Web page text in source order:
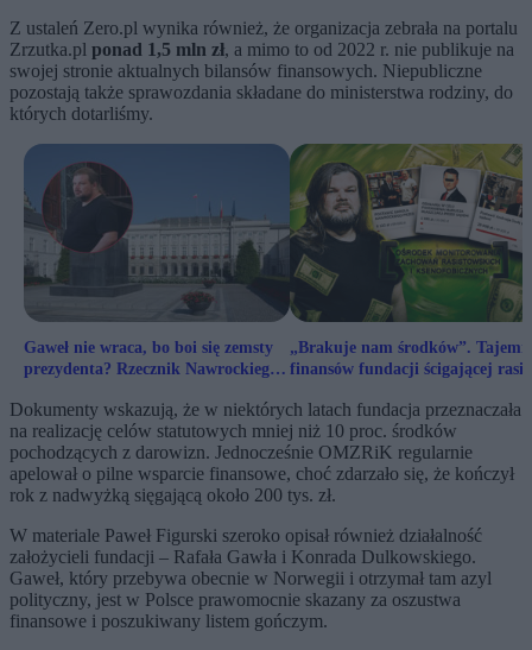
Z ustaleń Zero.pl wynika również, że organizacja zebrała na portalu
Zrzutka.pl ponad 1,5 mln zł, a mimo to od 2022 r. nie publikuje na
swojej stronie aktualnych bilansów finansowych. Niepubliczne
pozostają także sprawozdania składane do ministerstwa rodziny, do
których dotarliśmy.
Gaweł nie wraca, bo boi się zemsty
prezydenta? Rzecznik Nawrockiego
„Brakuje nam środków”.
finansów fundacji ścigającej
Dokumenty wskazują, że w niektórych latach fundacja przeznaczała
na realizację celów statutowych mniej niż 10 proc. środków
pochodzących z darowizn. Jednocześnie OMZRiK regularnie
apelował o pilne wsparcie finansowe, choć zdarzało się, że kończył
rok z nadwyżką sięgającą około 200 tys. zł.
W materiale Paweł Figurski szeroko opisał również działalność
założycieli fundacji – Rafała Gawła i Konrada Dulkowskiego.
Gaweł, który przebywa obecnie w Norwegii i otrzymał tam azyl
polityczny, jest w Polsce prawomocnie skazany za oszustwa
finansowe i poszukiwany listem gończym.